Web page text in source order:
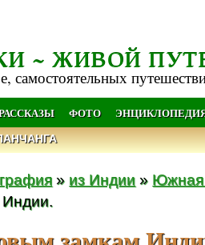
~ ЖИВОЙ
самостоятельных
ФОТО
» из Индии » Южная
Индии.